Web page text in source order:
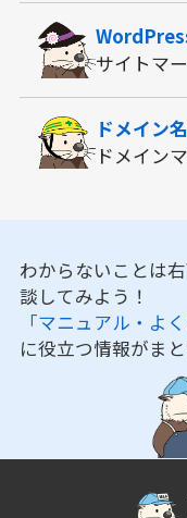
サイトマ
ドメイン
ドメイン
わからないことは
談してみよう！
「マニュアル・よ
に役立つ情報がまと